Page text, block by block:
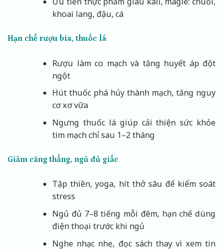
khoai lang, đậu, cá
Hạn chế rượu bia, thuốc lá
Rượu làm co mạch và tăng huyết áp đột
ngột
Hút thuốc phá hủy thành mạch, tăng nguy
cơ xơ vữa
Ngưng thuốc lá giúp cải thiện sức khỏe
tim mạch chỉ sau 1–2 tháng
Giảm căng thẳng, ngủ đủ giấc
Tập thiền, yoga, hít thở sâu để kiểm soát
stress
Ngủ đủ 7–8 tiếng mỗi đêm, hạn chế dùng
điện thoại trước khi ngủ
Nghe nhạc nhẹ, đọc sách thay vì xem tin